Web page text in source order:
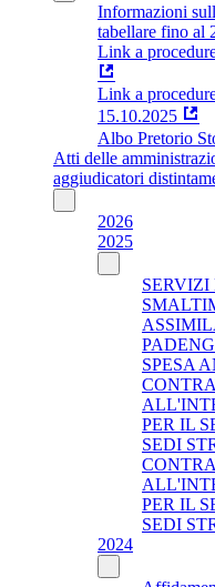
Informazioni
tabellare fino al
Link a
Link a
15.10.2025
Albo Pretorio
Atti delle
aggiudicatori
2026
2025
SPESA
PER IL
SEDI
PER IL
SEDI
2024